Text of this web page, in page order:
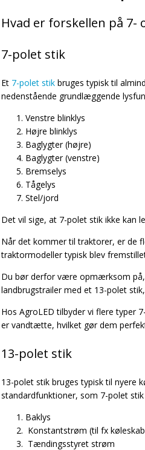
Hvad er forskellen på 7-
7-polet stik
Et 7-polet stik bruges typisk til
nedenstående grundlæggende
Venstre blinklys
Højre blinklys
Baglygter (højre)
Baglygter (venstre)
Bremselys
Tågelys
Stel/jord
Det vil sige, at 7-polet stik ikke kan
Når det kommer til traktorer, er de
traktormodeller typisk blev
Du bør derfor være opmærksom
landbrugstrailer med et 13-polet
Hos AgroLED tilbyder vi flere typer
er vandtætte, hvilket gør dem
13-polet stik
13-polet stik bruges typisk til nyere
standardfunktioner, som 7-polet
Baklys
Konstantstrøm (til fx
Tændingsstyret strøm